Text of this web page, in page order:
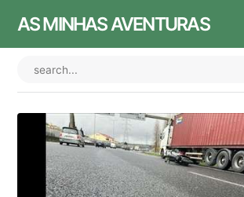
AS MINHAS AVENTURAS